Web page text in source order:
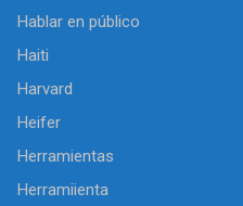
Hablar en público
Haiti
Harvard
Heifer
Herramientas
Herramiienta